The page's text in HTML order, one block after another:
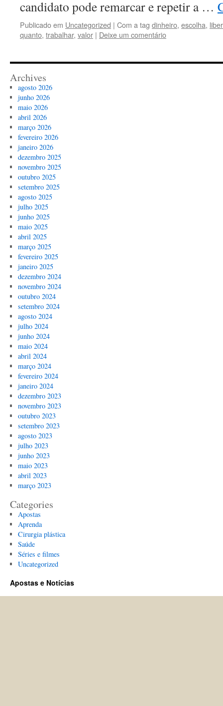
candidato pode remarcar e repetir a …
Publicado em Uncategorized | Com a tag dinheiro, escolha,
quanto, trabalhar, valor | Deixe um comentário
Archives
agosto 2026
junho 2026
maio 2026
abril 2026
março 2026
fevereiro 2026
janeiro 2026
dezembro 2025
novembro 2025
outubro 2025
setembro 2025
agosto 2025
julho 2025
junho 2025
maio 2025
abril 2025
março 2025
fevereiro 2025
janeiro 2025
dezembro 2024
novembro 2024
outubro 2024
setembro 2024
agosto 2024
julho 2024
junho 2024
maio 2024
abril 2024
março 2024
fevereiro 2024
janeiro 2024
dezembro 2023
novembro 2023
outubro 2023
setembro 2023
agosto 2023
julho 2023
junho 2023
maio 2023
abril 2023
março 2023
Categories
Apostas
Aprenda
Cirurgia plástica
Saúde
Séries e filmes
Uncategorized
Apostas e Notícias